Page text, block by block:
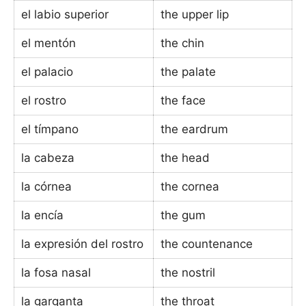
el labio superior the upper lip
el mentón the chin
el palacio the palate
el rostro the face
el tímpano the eardrum
la cabeza the head
la córnea the cornea
la encía the gum
la expresión del rostro the countenance
la fosa nasal the nostril
la garganta the throat